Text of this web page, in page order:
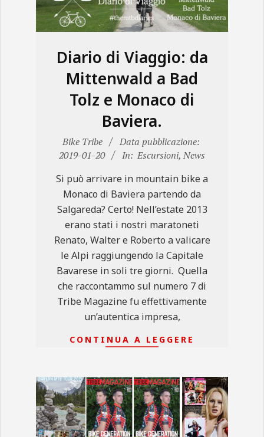
Diario di Viaggio: da
Mittenwald a Bad
Tolz e Monaco di
Baviera.
2019-
01-
Bike Tribe
Data pubblicazione:
2019-01-20
In: Escursioni, News
Si può arrivare in mountain bike a
Monaco di Baviera partendo da
Salgareda? Certo! Nell’estate 2013
erano stati i nostri maratoneti
Renato, Walter e Roberto a valicare
le Alpi raggiungendo la Capitale
Bavarese in soli tre giorni. Quella
che raccontammo sul numero 7 di
Tribe Magazine fu effettivamente
un’autentica impresa,
CONTINUA A LEGGERE